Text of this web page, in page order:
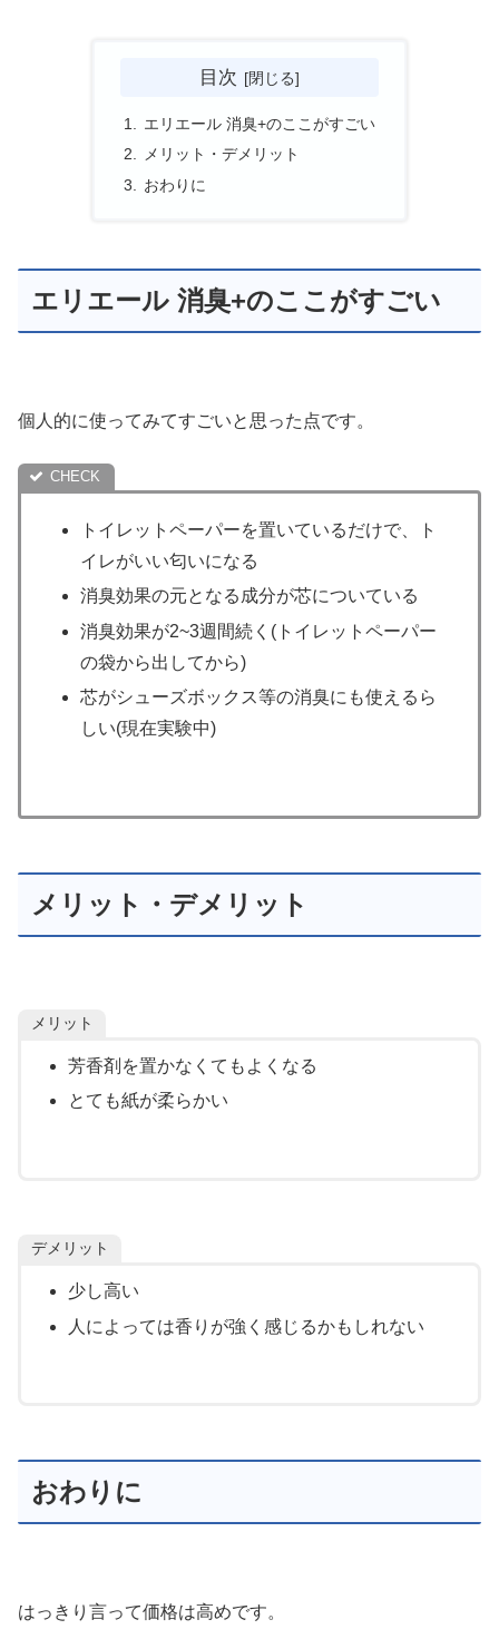
目次
エリエール 消臭+のここがすごい
メリット・デメリット
おわりに
エリエール 消臭+のここがすごい
個人的に使ってみてすごいと思った点です。
トイレットペーパーを置いているだけで、ト
イレがいい匂いになる
消臭効果の元となる成分が芯についている
消臭効果が2~3週間続く(トイレットペーパー
の袋から出してから)
芯がシューズボックス等の消臭にも使えるら
しい(現在実験中)
メリット・デメリット
メリット
芳香剤を置かなくてもよくなる
とても紙が柔らかい
デメリット
少し高い
人によっては香りが強く感じるかもしれない
おわりに
はっきり言って価格は高めです。